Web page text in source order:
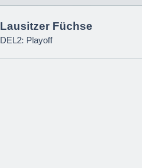
Lausitzer Füchse
DEL2: Playoff